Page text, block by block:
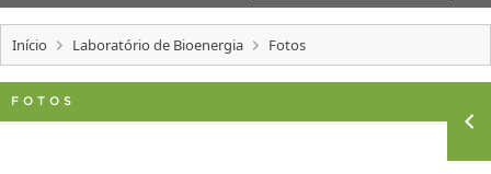
Canais
COBALTO
CONCURSOS
EDITAIS
INTERNACIONAL
Início Laboratório de Bioenergia Fotos
FOTOS